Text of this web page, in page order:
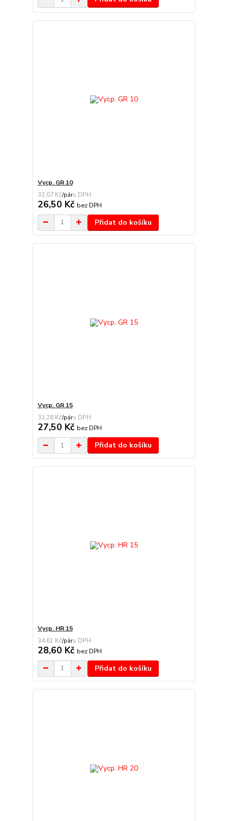
Vycp. GR 10
32,07 Kč/pár
26,50 Kč bez DPH
Přidat do košíku
Vycp. GR 15
33,28 Kč/pár
27,50 Kč bez DPH
Přidat do košíku
Vycp. HR 15
34,61 Kč/pár
28,60 Kč bez DPH
Přidat do košíku